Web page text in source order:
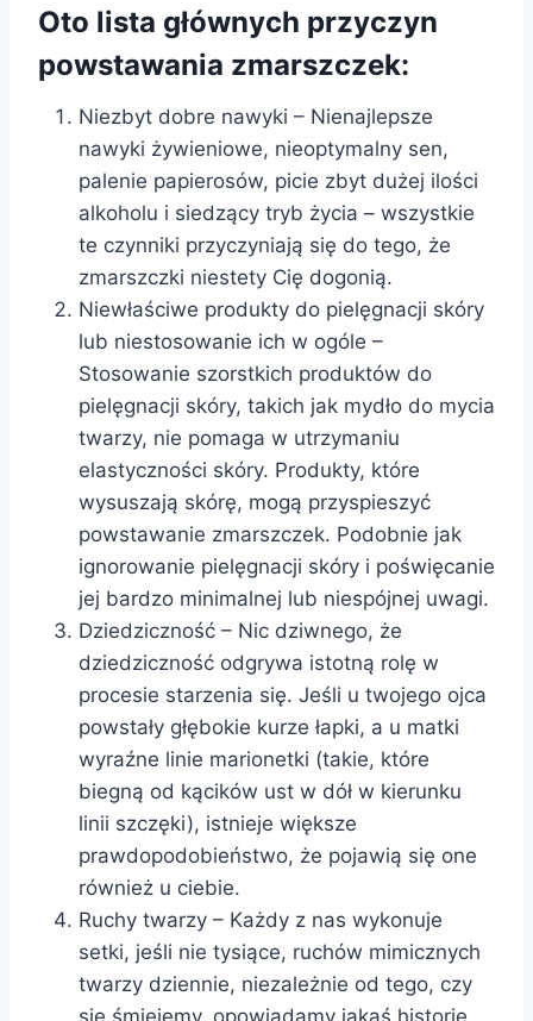
Oto lista głównych przyczyn
powstawania zmarszczek:
Niezbyt dobre nawyki – Nienajlepsze
nawyki żywieniowe, nieoptymalny sen,
palenie papierosów, picie zbyt dużej ilości
alkoholu i siedzący tryb życia – wszystkie
te czynniki przyczyniają się do tego, że
zmarszczki niestety Cię dogonią.
Niewłaściwe produkty do pielęgnacji skóry
lub niestosowanie ich w ogóle –
Stosowanie szorstkich produktów do
pielęgnacji skóry, takich jak mydło do mycia
twarzy, nie pomaga w utrzymaniu
elastyczności skóry. Produkty, które
wysuszają skórę, mogą przyspieszyć
powstawanie zmarszczek. Podobnie jak
ignorowanie pielęgnacji skóry i poświęcanie
jej bardzo minimalnej lub niespójnej uwagi.
Dziedziczność – Nic dziwnego, że
dziedziczność odgrywa istotną rolę w
procesie starzenia się. Jeśli u twojego ojca
powstały głębokie kurze łapki, a u matki
wyraźne linie marionetki (takie, które
biegną od kącików ust w dół w kierunku
linii szczęki), istnieje większe
prawdopodobieństwo, że pojawią się one
również u ciebie.
Ruchy twarzy – Każdy z nas wykonuje
setki, jeśli nie tysiące, ruchów mimicznych
twarzy dziennie, niezależnie od tego, czy
się śmiejemy, opowiadamy jakąś historię,